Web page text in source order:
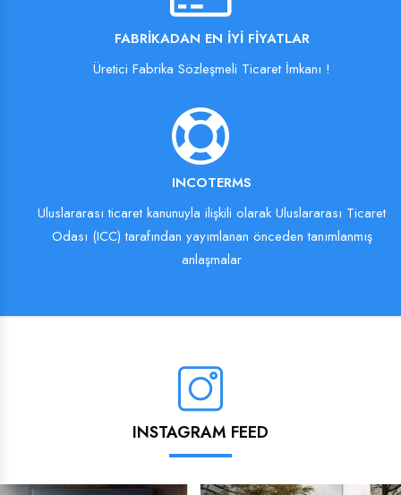
FABRIKADAN EN İYI FIYATLAR
Üretici Fabrika Sözleşmeli Ticaret İmkanı !
INCOTERMS
Uluslararası ticaret kanunuyla ilişkili olarak Uluslararası Ticaret
Odası (ICC) tarafından yayımlanan önceden tanımlanmış
anlaşmalar
INSTAGRAM FEED